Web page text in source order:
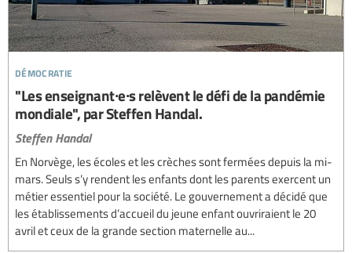
démocratie
"Les enseignant∙e∙s relèvent le défi de la pandémie
mondiale", par Steffen Handal.
Steffen Handal
En Norvège, les écoles et les crèches sont fermées depuis la mi-
mars. Seuls s’y rendent les enfants dont les parents exercent un
métier essentiel pour la société. Le gouvernement a décidé que
les établissements d’accueil du jeune enfant ouvriraient le 20
avril et ceux de la grande section maternelle au...